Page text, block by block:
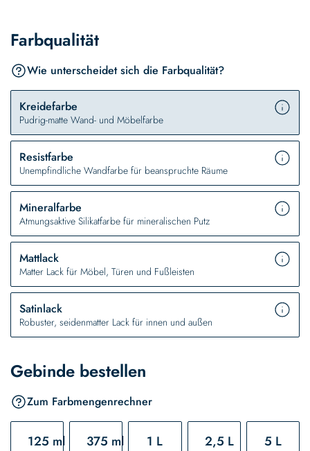
Farbqualität
Wie unterscheidet sich die Farbqualität?
Kreidefarbe
Pudrig-matte Wand- und Möbelfarbe
Resistfarbe
Unempfindliche Wandfarbe für beanspruchte Räume
Mineralfarbe
Atmungsaktive Silikatfarbe für mineralischen Putz
Mattlack
Matter Lack für Möbel, Türen und Fußleisten
Satinlack
Robuster, seidenmatter Lack für innen und außen
Gebinde bestellen
Zum Farbmengenrechner
125 ml 375 ml 1 L 2,5 L 5 L